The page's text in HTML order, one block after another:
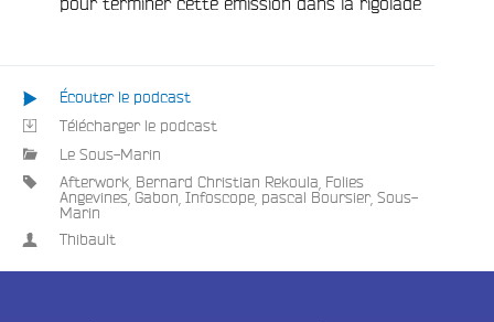
Écouter le podcast
Télécharger le podcast
Le Sous-Marin
Afterwork Bernard Christian Rekoula Folies
Angevines, Gabon Infoscope pascal Boursier, Sous-
Marin
Thibault